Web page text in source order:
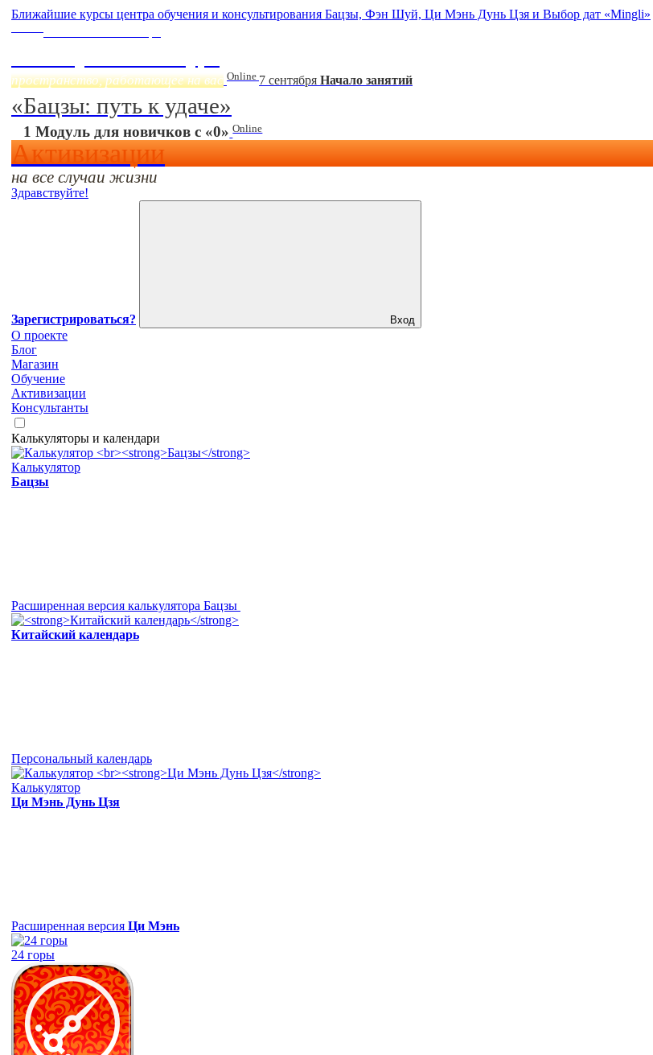
Ближайшие курсы центра обучения и консультирования Бацзы, Фэн Шуй, Ци Мэнь Дунь Цзя и Выбор дат «Mingli»
пространство, работающее на вас Online 7 сентября Начало занятий
«Бацзы: путь к удаче»
1 Модуль для новичков с «0» Online
Активизации
на все случаи жизни
Здравствуйте!
Зарегистрироваться? Вход
О проекте
Блог
Магазин
Обучение
Активизации
Консультанты
Калькуляторы и календари
Калькулятор
Бацзы
Расширенная версия калькулятора Бацзы
Китайский календарь
Персональный календарь
Калькулятор
Ци Мэнь Дунь Цзя
Расширенная версия Ци Мэнь
24 горы